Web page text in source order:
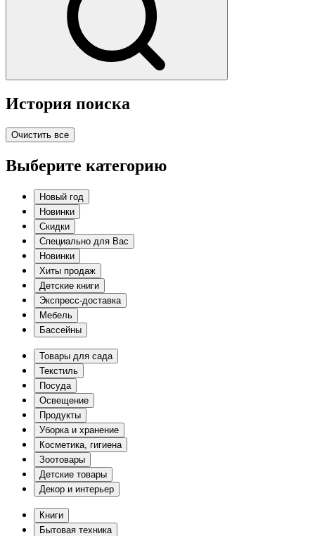
История поиска
Очистить все
Выберите категорию
Новый год
Новинки
Скидки
Специально для Вас
Новинки
Хиты продаж
Детские книги
Экспресс-доставка
Мебель
Бассейны
Товары для сада
Текстиль
Посуда
Освещение
Продукты
Уборка и хранение
Косметика, гигиена
Зоотовары
Детские товары
Декор и интерьер
Книги
Бытовая техника